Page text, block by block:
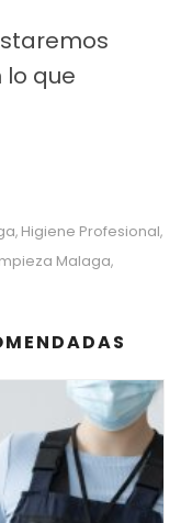
que
, Higiene Profesional,
Malaga,